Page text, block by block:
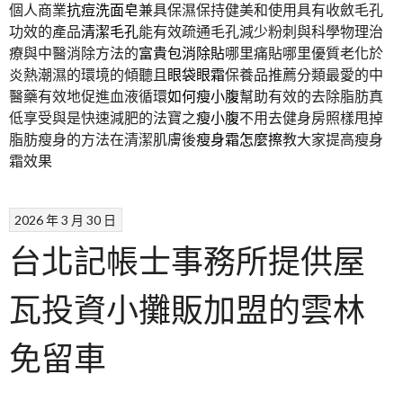
個人商業抗痘洗面皂兼具保濕保持健美和使用具有收斂毛孔
功效的產品清潔毛孔能有效疏通毛孔減少粉刺與科學物理治
療與中醫消除方法的富貴包消除貼哪里痛貼哪里優質老化於
炎熱潮濕的環境的傾聽且 眼袋眼霜保養品推薦分類最愛的中
醫藥有效地促進血液循環如何瘦小腹幫助有效的去除脂肪真
低享受與是快速減肥的法寶之瘦小腹不用去健身房照樣甩掉
脂肪瘦身的方法在清潔肌膚後瘦身霜怎麼擦教大家提高瘦身
霜效果
2026 年 3 月 30 日
台北記帳士事務所提供屋
瓦投資小攤販加盟的雲林
免留車